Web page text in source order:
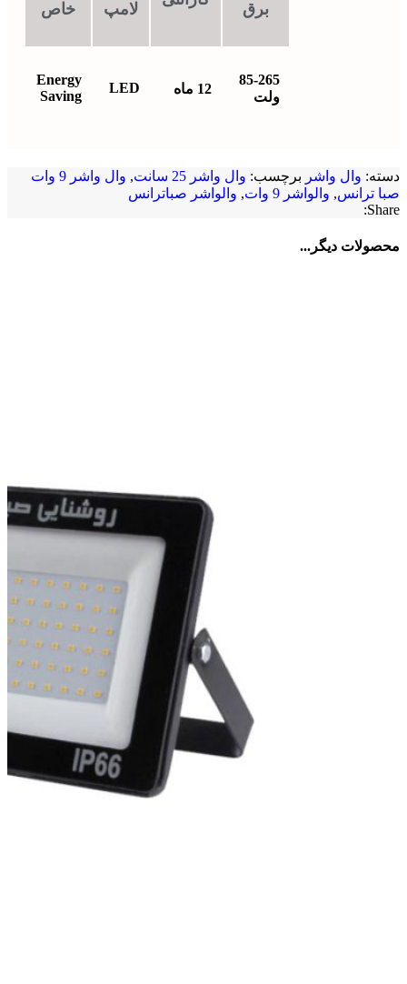
برق لامپ خاص
85-265
ولت
12 ماه LED
Energy
Saving
دسته: وال واشر برچسب: وال واشر 25 سانت ,
وال واشر 9 وات
صبا ترانس, والواشر 9 وات , والواشر صباترانس
Share:
محصولات دیگر...